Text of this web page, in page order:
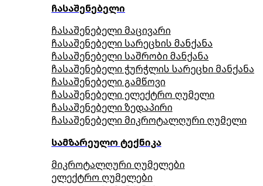
ჩასაშენებელი
ჩასაშენებელი მაცივარი
ჩასაშენებელი სარეცხის მანქანა
ჩასაშენებელი საშრობი მანქანა
ჩასაშენებელი ჭურჭლის სარეცხი მანქანა
ჩასაშენებელი გამწოვი
ჩასაშენებელი ელექტრო ღუმელი
ჩასაშენებელი ზედაპირი
ჩასაშენებელი მიკროტალღური ღუმელი
სამზარეულო ტექნიკა
მიკროტალღური ღუმელები
ელექტრო ღუმელები